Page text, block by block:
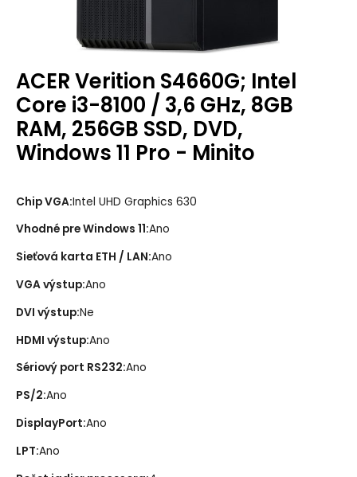
ACER Verition S4660G; Intel
Core i3-8100 / 3,6 GHz, 8GB
RAM, 256GB SSD, DVD,
Windows 11 Pro - Minito
Chip VGA:Intel UHD Graphics 630
Vhodné pre Windows 11:Ano
Sieťová karta ETH / LAN:Ano
VGA výstup:Ano
DVI výstup:Ne
HDMI výstup:Ano
Sériový port RS232:Ano
PS/2:Ano
DisplayPort:Ano
LPT:Ano